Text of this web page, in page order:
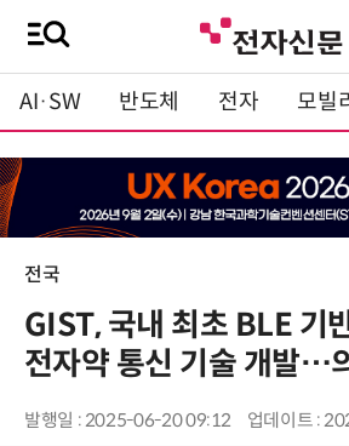
AI·SW 반도체 전자 모빌
전국
GIST, 국내 최초 BLE 기
전자약 통신 기술 개발…
발행일 : 2025-06-20 09:12 업데이트 :